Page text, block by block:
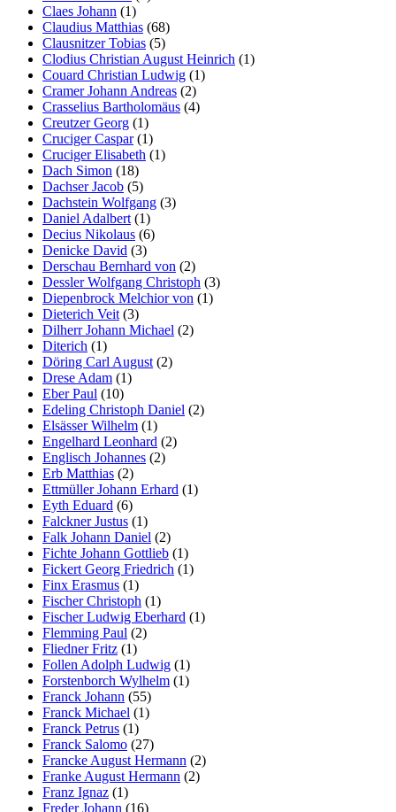
Claes Johann (1)
Claudius Matthias (68)
Clausnitzer Tobias (5)
Clodius Christian August Heinrich (1)
Couard Christian Ludwig (1)
Cramer Johann Andreas (2)
Crasselius Bartholomäus (4)
Creutzer Georg (1)
Cruciger Caspar(1)
Cruciger Elisabeth (1)
Dach Simon (18)
Dachser Jacob (5)
Dachstein Wolfgang (3)
Daniel Adalbert (1)
Decius Nikolaus (6)
Denicke David (3)
Derschau Bernhard von (2)
Dessler Wolfgang Christoph (3)
Diepenbrock Melchior von (1)
Dieterich Veit (3)
Dilherr Johann Michael (2)
Diterich (1)
Döring Carl August (2)
Drese Adam (1)
Eber Paul (10)
Edeling Christoph Daniel (2)
Elsässer Wilhelm (1)
Engelhard Leonhard (2)
Englisch Johannes (2)
Erb Matthias (2)
Ettmüller Johann Erhard (1)
Eyth Eduard (6)
Falckner Justus (1)
Falk Johann Daniel (2)
Fichte Johann Gottlieb (1)
Fickert Georg Friedrich (1)
Finx Erasmus (1)
Fischer Christoph (1)
Fischer Ludwig Eberhard (1)
Flemming Paul (2)
Fliedner Fritz (1)
Follen Adolph Ludwig (1)
Forstenborch Wylhelm (1)
Franck Johann (55)
Franck Michael (1)
Franck Petrus (1)
Franck Salomo (27)
Francke August Hermann (2)
Franke August Hermann (2)
Franz Ignaz (1)
Freder Johann (16)